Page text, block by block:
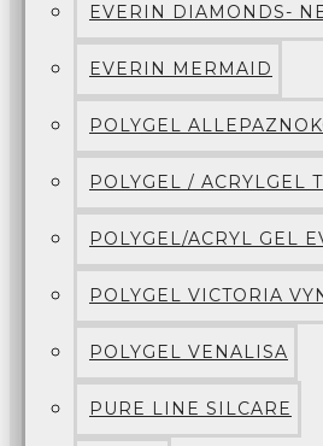
EVERIN DIAMONDS-
EVERIN MERMAID
POLYGEL
POLYGEL / ACRYLGEL
POLYGEL/ACRYL GEL
POLYGEL VICTORIA
POLYGEL VENALISA
PURE LINE SILCARE